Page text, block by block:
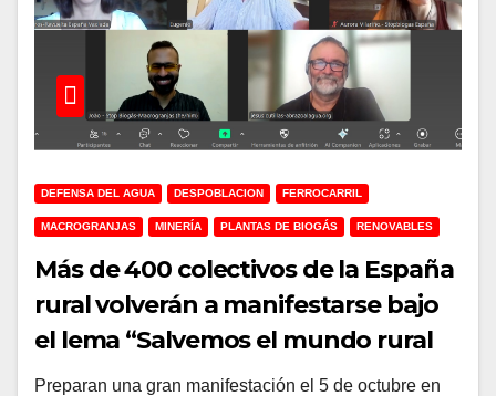
DEFENSA DEL AGUA DESPOBLACION FERROCARRIL
MACROGRANJAS MINERÍA PLANTAS DE BIOGÁS RENOVABLES
Más de 400 colectivos de la España
rural volverán a manifestarse bajo
el lema “Salvemos el mundo rural
agredido”
Preparan una gran manifestación el 5 de octubre en